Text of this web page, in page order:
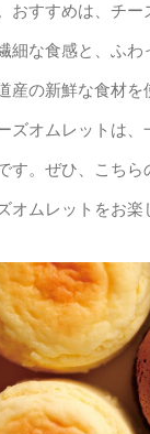
おすすめは、チ
細な食感と、ふ
産の新鮮な食材
ズオムレットは、
す。ぜひ、こちら
オムレットをお楽